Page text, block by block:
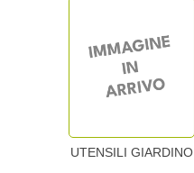
UTENSILI GIARDINO